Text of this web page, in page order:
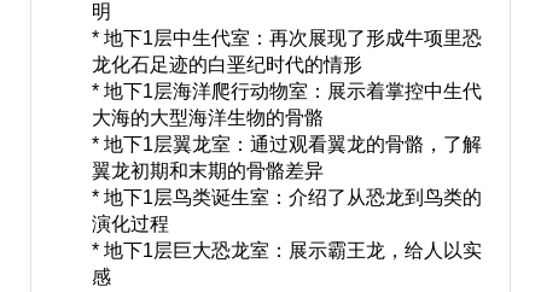
明
* 地下1层中生代室：再次展现了形成牛项里恐
龙化石足迹的白垩纪时代的情形
* 地下1层海洋爬行动物室：展示着掌控中生代
大海的大型海洋生物的骨骼
* 地下1层翼龙室：通过观看翼龙的骨骼，了解
翼龙初期和末期的骨骼差异
* 地下1层鸟类诞生室：介绍了从恐龙到鸟类的
演化过程
* 地下1层巨大恐龙室：展示霸王龙，给人以实
感